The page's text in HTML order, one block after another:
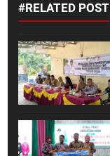
#RELATED POST